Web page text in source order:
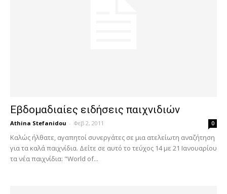
Εβδομαδιαίες ειδήσεις παιχνιδιών
Athina Stefanidou - Φεβ 2, 2011 0
Καλώς ήλθατε, αγαπητοί συνεργάτες σε μια ατελείωτη αναζήτηση
για τα καλά παιχνίδια. Δείτε σε αυτό το τεύχος 14 με 21 Ιανουαρίου
τα νέα παιχνίδια: "World of...